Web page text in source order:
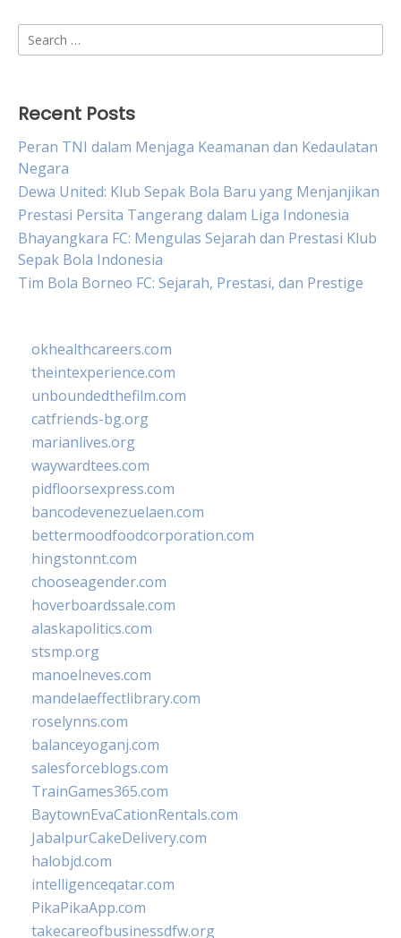
Search
for:
Recent Posts
Peran TNI dalam Menjaga Keamanan dan Kedaulatan
Negara
Dewa United: Klub Sepak Bola Baru yang Menjanjikan
Prestasi Persita Tangerang dalam Liga Indonesia
Bhayangkara FC: Mengulas Sejarah dan Prestasi Klub
Sepak Bola Indonesia
Tim Bola Borneo FC: Sejarah, Prestasi, dan Prestige
okhealthcareers.com
theintexperience.com
unboundedthefilm.com
catfriends-bg.org
marianlives.org
waywardtees.com
pidfloorsexpress.com
bancodevenezuelaen.com
bettermoodfoodcorporation.com
hingstonnt.com
chooseagender.com
hoverboardssale.com
alaskapolitics.com
stsmp.org
manoelneves.com
mandelaeffectlibrary.com
roselynns.com
balanceyoganj.com
salesforceblogs.com
TrainGames365.com
BaytownEvaCationRentals.com
JabalpurCakeDelivery.com
halobjd.com
intelligenceqatar.com
PikaPikaApp.com
takecareofbusinessdfw.org